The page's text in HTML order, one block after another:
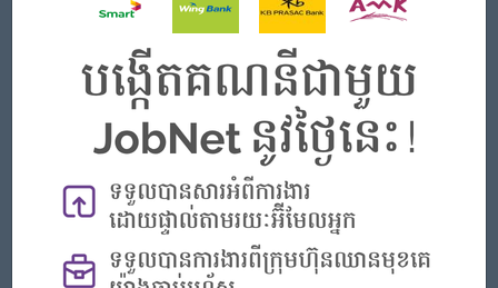
ត្រូវចេះអានភាសាអង់គ្លេស​ និង​អាចប្រើប្រាស់កុំព្យូទ័របានបន្តិចបន្តួច។
អត្ថប្រយោជន៍ដែលទទួលបាន៖
ទទួលបានប្រាក់ឧបត្ថម្ភប្រចាំខែ
ទទួលបានការគាំពារពី បេឡាជាតិសន្តិសុខសង្គម និងធានារ៉ាប់រងអាយុជីវិត
២៤ម៉ោង (បសស)
ឱកាសទទួលបានការអភិវឌ្ឍខ្លួន ​និងវគ្គបណ្តុះបណ្តាលលើវិស័យធនាគារ
និងមីក្រូហិរញ្ញវត្ថុ
ទទួលបានបទពិសោធន៍លើការផ្សព្វផ្សាយ ការទម្លាក់ទុន ការប្រមូលប្រាក់កម្ចី និង
ការវាយតម្លៃកម្ចី
ទទួលបានឱកាសខ្ពស់ក្លាយជាបុគ្គលិកពេញសិទ្ធិជាមួយ អេ អឹម ខេ